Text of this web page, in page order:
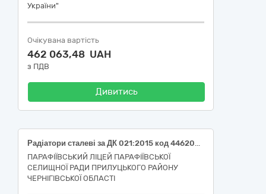
України"
Очікувана вартість
462 063,48 UAH
з ПДВ
Дивитись
Радіатори сталеві за ДК 021:2015 код 44620000-2 - Радіатори і котли для систем центрального опалення та їх деталі
ПАРАФІЇВСЬКИЙ ЛІЦЕЙ ПАРАФІЇВСЬКОЇ
СЕЛИЩНОЇ РАДИ ПРИЛУЦЬКОГО РАЙОНУ
ЧЕРНІГІВСЬКОЇ ОБЛАСТІ